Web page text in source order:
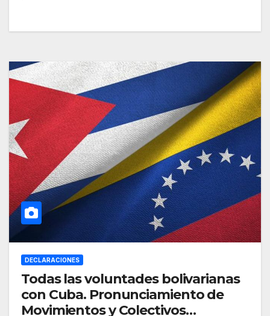
DECLARACIONES
Todas las voluntades bolivarianas
con Cuba. Pronunciamiento de
Movimientos y Colectivos